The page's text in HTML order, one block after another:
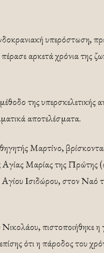
υπερόστωση,
αρκετά χρόνια της
της υπερσκελετικής
αποτελέσματα.
Μαρτίνο,
Αγίας Μαρίας της
Ισιδώρου, στον
πιστοποιήθηκε η
ότι η πάροδος του